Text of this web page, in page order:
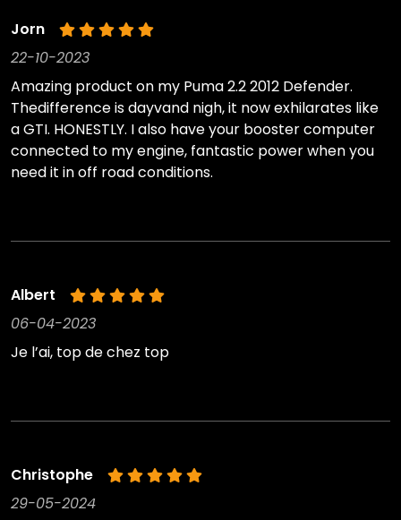
Jorn
22-10-2023
Amazing product on my Puma 2.2 2012 Defender.
Thedifference is dayvand nigh, it now exhilarates like
a GTI. HONESTLY. I also have your booster computer
connected to my engine, fantastic power when you
need it in off road conditions.
Albert
06-04-2023
Je l’ai, top de chez top
Christophe
29-05-2024